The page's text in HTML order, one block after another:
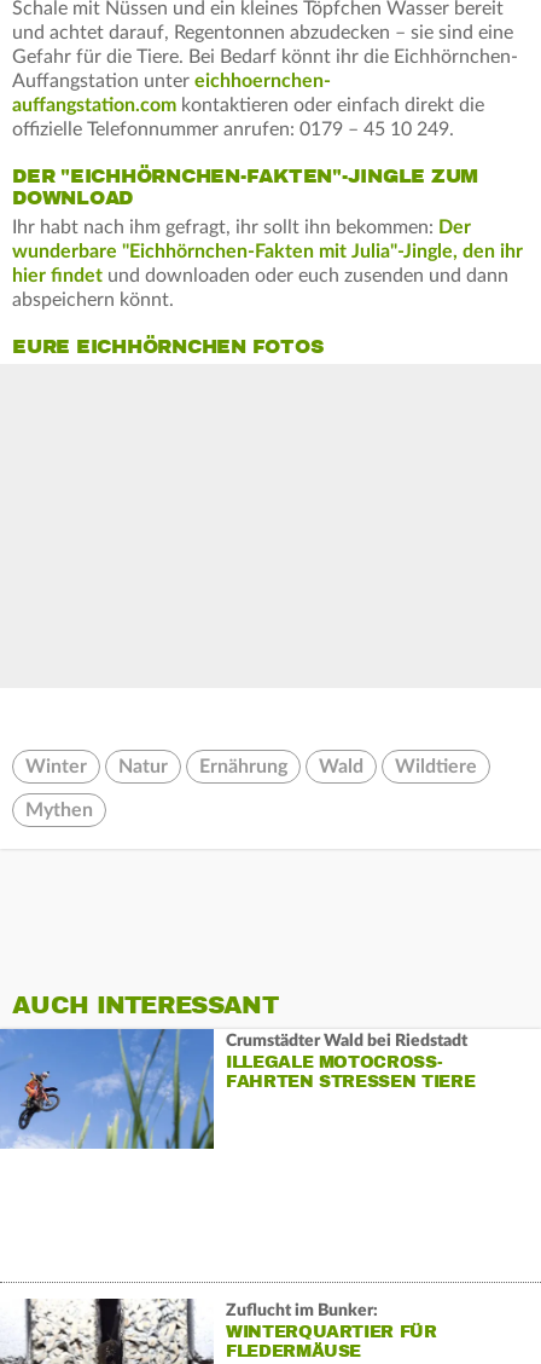
Schale mit Nüssen und ein kleines Töpfchen Wasser bereit
und achtet darauf, Regentonnen abzudecken – sie sind eine
Gefahr für die Tiere. Bei Bedarf könnt ihr die Eichhörnchen-
Auffangstation unter eichhoernchen-
auffangstation.com kontaktieren oder einfach direkt die
offizielle Telefonnummer anrufen: 0179 – 45 10 249.
DER "EICHHÖRNCHEN-FAKTEN"-JINGLE ZUM
DOWNLOAD
Ihr habt nach ihm gefragt, ihr sollt ihn bekommen: Der
wunderbare "Eichhörnchen-Fakten mit Julia"-Jingle, den ihr
hier findet und downloaden oder euch zusenden und dann
abspeichern könnt.
EURE EICHHÖRNCHEN FOTOS
Winter Natur Ernährung Wald Wildtiere
Mythen
AUCH INTERESSANT
Crumstädter Wald bei Riedstadt
ILLEGALE MOTOCROSS-
FAHRTEN STRESSEN TIERE
Zuflucht im Bunker:
WINTERQUARTIER FÜR
FLEDERMÄUSE